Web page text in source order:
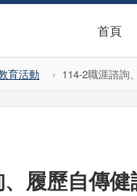
首頁
育活動 114-2職涯諮詢
履歷自傳